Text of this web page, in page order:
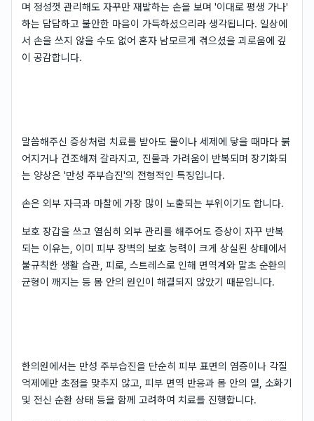
며 정성껏 관리해도 자꾸만 재발하는 손을 보며 '이대로 평생 가나'
하는 답답하고 불안한 마음이 가득하셨으리라 생각됩니다. 일상에
서 손을 쓰지 않을 수도 없어 혼자 남모르게 겪으셨을 괴로움에 깊
이 공감합니다.
말씀해주신 증상처럼 치료를 받아도 물이나 세제에 닿을 때마다 붉
어지거나 건조해져 갈라지고, 진물과 가려움이 반복되며 장기화되
는 양상은 '만성 주부습진'의 전형적인 특징입니다.
손은 외부 자극과 마찰에 가장 많이 노출되는 부위이기도 합니다.
보호 장갑을 쓰고 열심히 외부 관리를 해주어도 증상이 자꾸 반복
되는 이유는, 이미 피부 장벽의 보호 능력이 크게 상실된 상태에서
불규칙한 생활 습관, 피로, 스트레스로 인해 면역계와 말초 순환의
균형이 깨지는 등 몸 안의 원인이 해결되지 않았기 때문입니다.
한의원에서는 만성 주부습진을 단순히 피부 표면의 염증이나 각질
억제에만 초점을 맞추지 않고, 피부 면역 반응과 몸 안의 열, 소화기
및 전신 순환 상태 등을 함께 고려하여 치료를 진행합니다.